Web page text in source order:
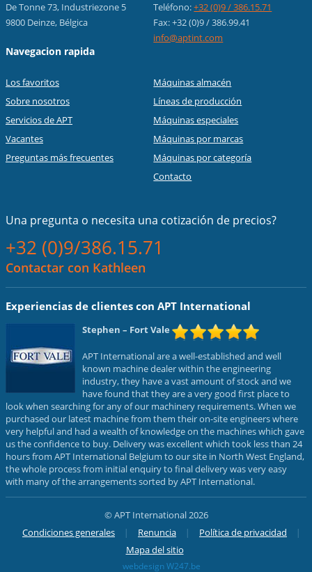
De Tonne 73, Industriezone 5
9800 Deinze, Bélgica
Teléfono:+32 (0)9 / 386.15.71
Fax: +32 (0)9 / 386.99.41
info@aptint.com
Navegacion rapida
Los favoritos
Sobre nosotros
Servicios de APT
Vacantes
Preguntas más frecuentes
Máquinas almacén
Líneas de producción
Máquinas especiales
Máquinas por marcas
Máquinas por categoría
Contacto
Una pregunta o necesita una cotización de precios?
+32 (0)9/386.15.71
Contactar con Kathleen
Experiencias de clientes con APT International
Stephen – Fort Vale
APT International are a well-established and well
known machine dealer within the engineering
industry, they have a vast amount of stock and we
have found that they are a very good first place to
look when searching for any of our machinery requirements. When we
purchased our latest machine from them their on-site engineers where
very helpful and had a wealth of knowledge on the machines which gave
us the confidence to buy. Delivery was excellent which took less than 24
hours from APT International Belgium to our site in North West England,
the whole process from initial enquiry to final delivery was very easy
with many of the arrangements sorted by APT International.
© APT International 2026
Condiciones generales
Renuncia
Política de privacidad
Mapa del sitio
webdesign W247.be